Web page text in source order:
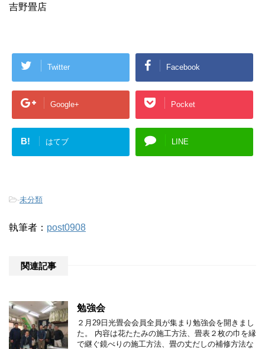
吉野畳店
Twitter Facebook
Google+ Pocket
B! はてブ LINE
-未分類
執筆者： post0908
関連記事
勉強会
２月29日光畳会会員全員が集まり勉強会を開きまし
た。 内容は花たたみの施工方法、畳表２枚の巾を縁
で継ぐ鏡べりの施工方法、畳の丈だしの補修方法な